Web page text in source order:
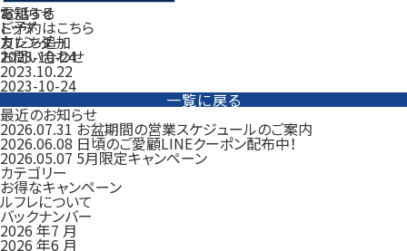
電話する
ご予約はこちら
友だち追加
お問い合わせ
お知らせ
トップ
カレンダー
2023-10-24
2023.10.22
2023-10-24
一覧に戻る
最近のお知らせ
2026.07.31 お盆期間の営業スケジュールのご案内
2026.06.08 日頃のご愛顧LINEクーポン配布中！
2026.05.07 5月限定キャンペーン
カテゴリー
お得なキャンペーン
ルフレについて
バックナンバー
2026 年7 月
2026 年6 月